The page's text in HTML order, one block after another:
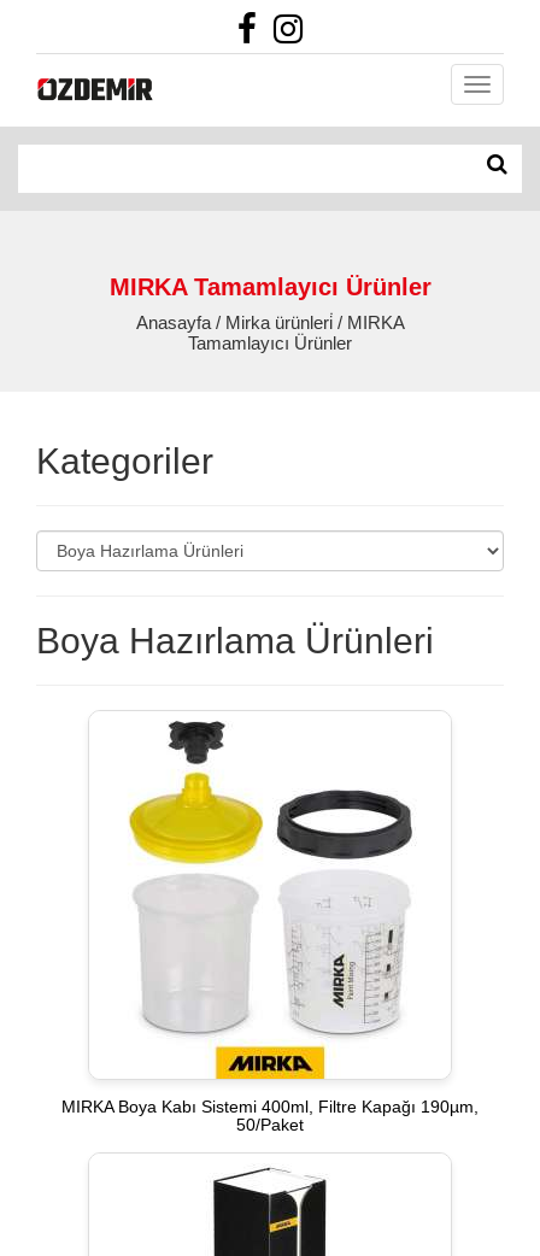
MIRKA Tamamlayıcı Ürünler
Anasayfa / Mirka ürünleri̇ / MIRKA
Tamamlayıcı Ürünler
Kategoriler
Boya Hazırlama Ürünleri
MIRKA Boya Kabı Sistemi 400ml, Filtre Kapağı 190µm,
50/Paket